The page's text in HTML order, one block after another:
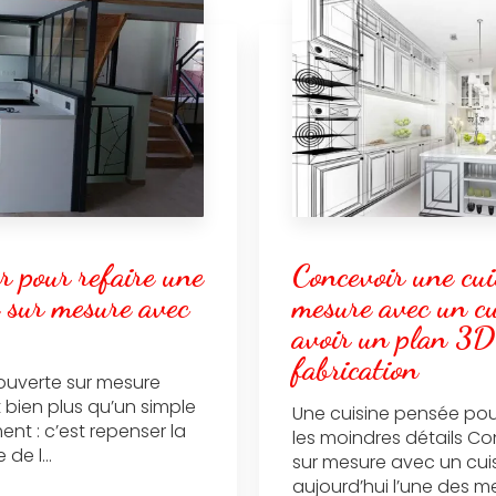
pour refaire une
mesure avec
sur mesure
plus qu’un simple
: c’est repenser la
l...
Concevoir une
mesure avec un
avoir un plan
fabrication
Une cuisine pensée
les moindres détails
sur mesure avec un
aujourd’hui l’une des